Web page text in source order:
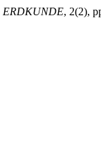
ERDKUNDE, 2(2),